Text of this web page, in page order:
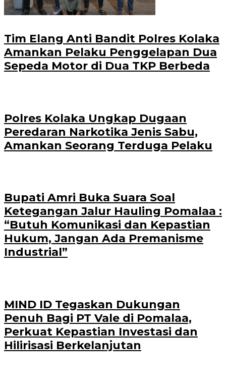
Tim Elang Anti Bandit Polres Kolaka
Amankan Pelaku Penggelapan Dua
Sepeda Motor di Dua TKP Berbeda
Polres Kolaka Ungkap Dugaan
Peredaran Narkotika Jenis Sabu,
Amankan Seorang Terduga Pelaku
Bupati Amri Buka Suara Soal
Ketegangan Jalur Hauling Pomalaa :
“Butuh Komunikasi dan Kepastian
Hukum, Jangan Ada Premanisme
Industrial”
MIND ID Tegaskan Dukungan
Penuh Bagi PT Vale di Pomalaa,
Perkuat Kepastian Investasi dan
Hilirisasi Berkelanjutan